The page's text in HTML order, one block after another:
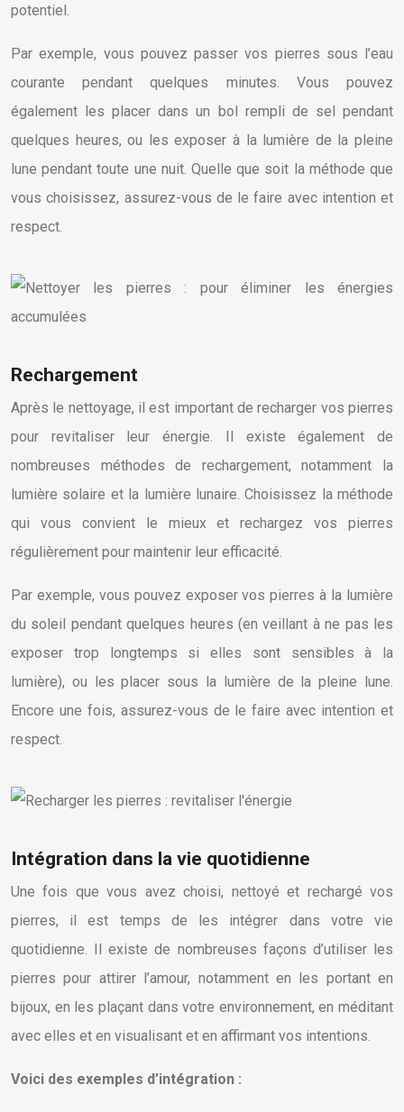
potentiel.
Par exemple, vous pouvez passer vos pierres sous l’eau
courante pendant quelques minutes. Vous pouvez
également les placer dans un bol rempli de sel pendant
quelques heures, ou les exposer à la lumière de la pleine
lune pendant toute une nuit. Quelle que soit la méthode que
vous choisissez, assurez-vous de le faire avec intention et
respect.
Rechargement
Après le nettoyage, il est important de recharger vos pierres
pour revitaliser leur énergie. Il existe également de
nombreuses méthodes de rechargement, notamment la
lumière solaire et la lumière lunaire. Choisissez la méthode
qui vous convient le mieux et rechargez vos pierres
régulièrement pour maintenir leur efficacité.
Par exemple, vous pouvez exposer vos pierres à la lumière
du soleil pendant quelques heures (en veillant à ne pas les
exposer trop longtemps si elles sont sensibles à la
lumière), ou les placer sous la lumière de la pleine lune.
Encore une fois, assurez-vous de le faire avec intention et
respect.
Intégration dans la vie quotidienne
Une fois que vous avez choisi, nettoyé et rechargé vos
pierres, il est temps de les intégrer dans votre vie
quotidienne. Il existe de nombreuses façons d’utiliser les
pierres pour attirer l’amour, notamment en les portant en
bijoux, en les plaçant dans votre environnement, en méditant
avec elles et en visualisant et en affirmant vos intentions.
Voici des exemples d’intégration :